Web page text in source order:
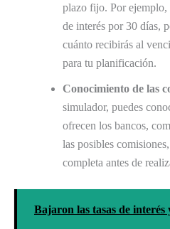
plazo fijo. Por
de interés por 30 días,
cuánto recibirás al
para tu planificación.
Conocimiento de las
simulador, puedes
ofrecen los bancos,
las posibles
completa antes de
Bajaron las tasas de